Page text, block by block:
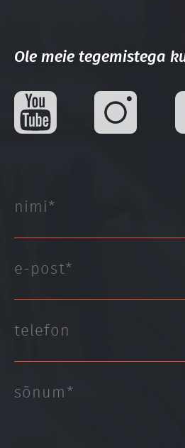
Ole meie tegemistega